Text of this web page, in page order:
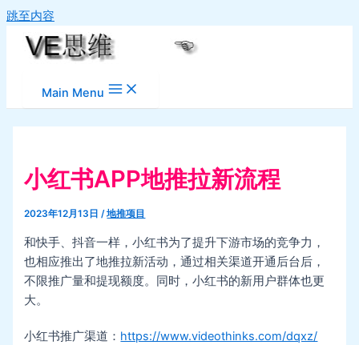
跳至内容
Main Menu
小红书APP地推拉新流程
2023年12月13日/地推项目
和快手、抖音一样，小红书为了提升下游市场的竞争力，
也相应推出了地推拉新活动，通过相关渠道开通后台后，
不限推广量和提现额度。同时，小红书的新用户群体也更
大。
小红书推广渠道： https://www.videothinks.com/dqxz/